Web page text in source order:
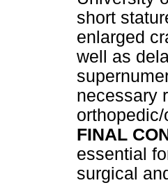
short
enlarged
well as
necessary
FINAL
essential
surgical